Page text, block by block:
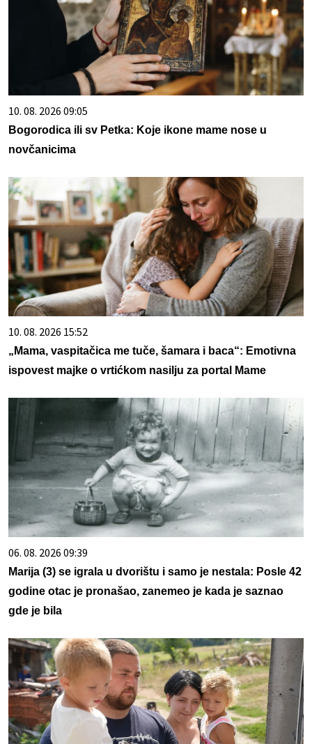
10. 08. 2026 09:05
Bogorodica ili sv Petka: Koje ikone mame nose u
novčanicima
10. 08. 2026 15:52
„Mama, vaspitačica me tuče, šamara i baca“: Emotivna
ispovest majke o vrtićkom nasilju za portal Mame
06. 08. 2026 09:39
Marija (3) se igrala u dvorištu i samo je nestala: Posle 42
godine otac je pronašao, zanemeo je kada je saznao
gde je bila